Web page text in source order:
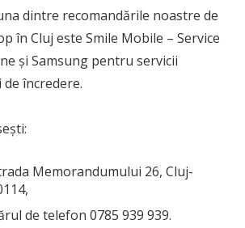
dintre recomandările noastre de
în Cluj este Smile Mobile – Service
și Samsung pentru servicii
încredere.
Memorandumului 26, Cluj-
de telefon 0785 939 939.